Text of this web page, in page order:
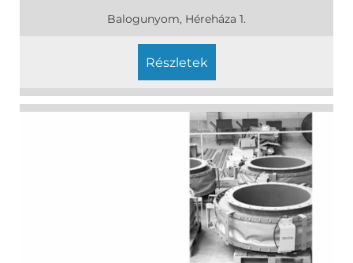
Balogunyom, Héreháza 1.
részletek